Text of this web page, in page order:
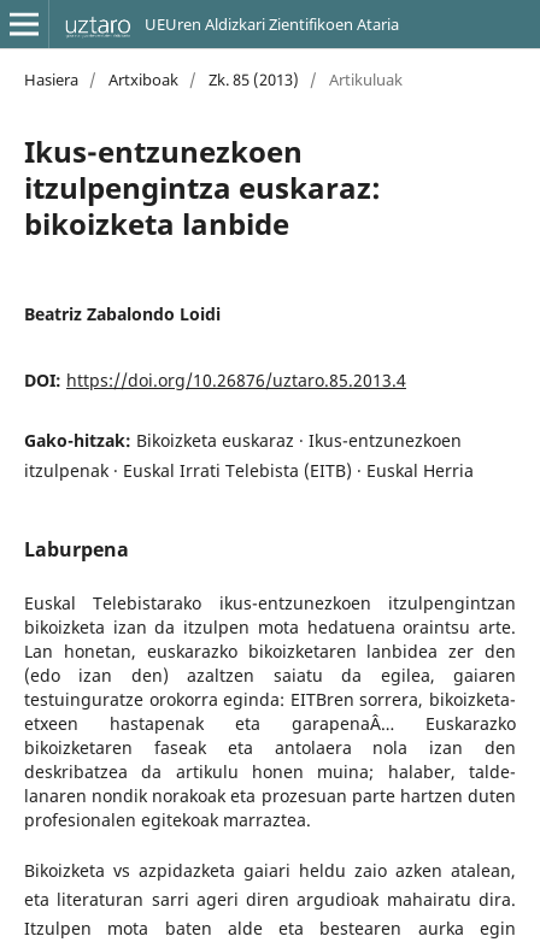
UEUren Aldizkari Zientifikoen Ataria
Hasiera / Artxiboak / Zk. 85 (2013) / Artikuluak
Ikus-entzunezkoen
itzulpengintza euskaraz:
bikoizketa lanbide
Beatriz Zabalondo Loidi
DOI: https://doi.org/10.26876/uztaro.85.2013.4
Gako-hitzak: Bikoizketa euskaraz · Ikus-entzunezkoen
itzulpenak · Euskal Irrati Telebista (EITB) · Euskal Herria
Laburpena
Euskal Telebistarako ikus-entzunezkoen itzulpengintzan
bikoizketa izan da itzulpen mota hedatuena oraintsu arte.
Lan honetan, euskarazko bikoizketaren lanbidea zer den
(edo izan den) azaltzen saiatu da egilea, gaiaren
testuinguratze orokorra eginda: EITBren sorrera, bikoizketa-
etxeen hastapenak eta garapenaÂ… Euskarazko
bikoizketaren faseak eta antolaera nola izan den
deskribatzea da artikulu honen muina; halaber, talde-
lanaren nondik norakoak eta prozesuan parte hartzen duten
profesionalen egitekoak marraztea.
Bikoizketa vs azpidazketa gaiari heldu zaio azken atalean,
eta literaturan sarri ageri diren argudioak mahairatu dira.
Itzulpen mota baten alde eta bestearen aurka egin